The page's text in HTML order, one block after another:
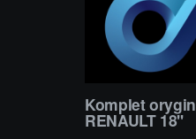
Komplet
RENAULT 18''